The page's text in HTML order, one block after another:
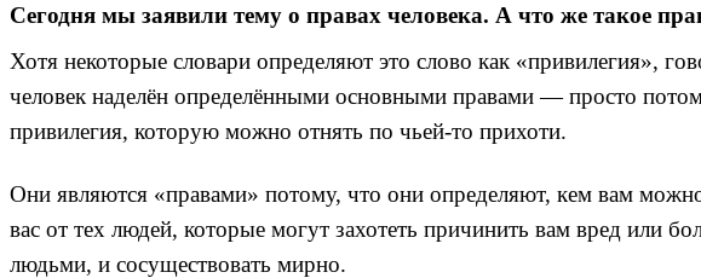
Сегодня мы заявили тему о правах человека. А что же такое
Хотя некоторые словари определяют это слово как «привилегия»,
человек наделён определёнными основными правами — просто
привилегия, которую можно отнять по чьей-то прихоти.
Они являются «правами» потому, что они определяют, кем вам
вас от тех людей, которые могут захотеть причинить вам вред или
людьми, и сосуществовать мирно.